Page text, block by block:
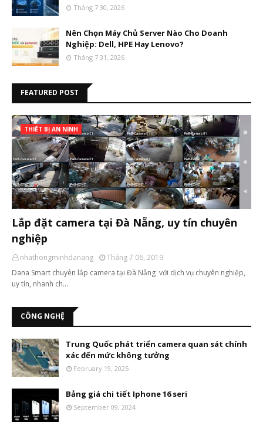
Tháng 7 30, 2026
Nên Chọn Máy Chủ Server Nào Cho Doanh
Nghiệp: Dell, HPE Hay Lenovo?
Tháng 7 31, 2026
FEATURED POST
THIẾT BỊ AN NINH
Lắp đặt camera tại Đà Nẵng, uy tín chuyên
nghiệp
nhathongminhdanang
Tháng 7 06, 2019
Dana Smart chuyên lắp camera tại Đà Nẵng với dịch vụ chuyên nghiệp,
uy tín, nhanh ch…
CÔNG NGHỆ
Trung Quốc phát triển camera quan sát chính
xác đến mức không tưởng
February 19, 2025
Bảng giá chi tiết Iphone 16 seri
September 09, 2024